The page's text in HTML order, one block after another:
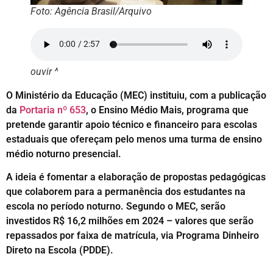
Foto: Agência Brasil/Arquivo
ouvir ^
O Ministério da Educação (MEC) instituiu, com a publicação
da Portaria nº 653, o Ensino Médio Mais, programa que
pretende garantir apoio técnico e financeiro para escolas
estaduais que ofereçam pelo menos uma turma de ensino
médio noturno presencial.
A ideia é fomentar a elaboração de propostas pedagógicas
que colaborem para a permanência dos estudantes na
escola no período noturno. Segundo o MEC, serão
investidos R$ 16,2 milhões em 2024 – valores que serão
repassados por faixa de matrícula, via Programa Dinheiro
Direto na Escola (PDDE).